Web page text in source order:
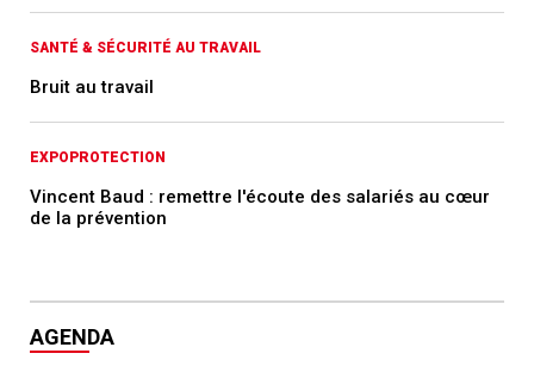
SANTÉ & SÉCURITÉ AU TRAVAIL
Bruit au travail
EXPOPROTECTION
Vincent Baud : remettre l'écoute des salariés au cœur
de la prévention
AGENDA